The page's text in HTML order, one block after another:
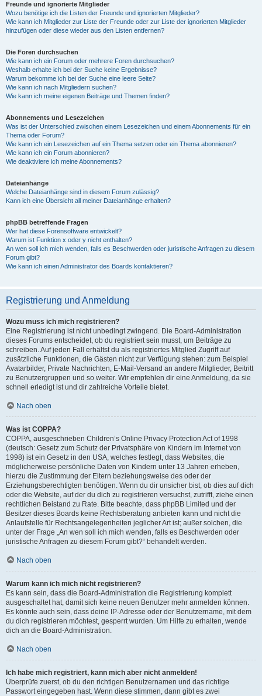
Freunde und ignorierte Mitglieder
Wozu benötige ich die Listen der Freunde und ignorierten Mitglieder?
Wie kann ich Mitglieder zur Liste der Freunde oder zur Liste der ignorierten Mitglieder
hinzufügen oder diese wieder aus den Listen entfernen?
Die Foren durchsuchen
Wie kann ich ein Forum oder mehrere Foren durchsuchen?
Weshalb erhalte ich bei der Suche keine Ergebnisse?
Warum bekomme ich bei der Suche eine leere Seite?
Wie kann ich nach Mitgliedern suchen?
Wie kann ich meine eigenen Beiträge und Themen finden?
Abonnements und Lesezeichen
Was ist der Unterschied zwischen einem Lesezeichen und einem Abonnements für ein
Thema oder Forum?
Wie kann ich ein Lesezeichen auf ein Thema setzen oder ein Thema abonnieren?
Wie kann ich ein Forum abonnieren?
Wie deaktiviere ich meine Abonnements?
Dateianhänge
Welche Dateianhänge sind in diesem Forum zulässig?
Kann ich eine Übersicht all meiner Dateianhänge erhalten?
phpBB betreffende Fragen
Wer hat diese Forensoftware entwickelt?
Warum ist Funktion x oder y nicht enthalten?
An wen soll ich mich wenden, falls es Beschwerden oder juristische Anfragen zu diesem
Forum gibt?
Wie kann ich einen Administrator des Boards kontaktieren?
Registrierung und Anmeldung
Wozu muss ich mich registrieren?
Eine Registrierung ist nicht unbedingt zwingend. Die Board-Administration
dieses Forums entscheidet, ob du registriert sein musst, um Beiträge zu
schreiben. Auf jeden Fall erhältst du als registriertes Mitglied Zugriff auf
zusätzliche Funktionen, die Gästen nicht zur Verfügung stehen: zum Beispiel
Avatarbilder, Private Nachrichten, E-Mail-Versand an andere Mitglieder, Beitritt
zu Benutzergruppen und so weiter. Wir empfehlen dir eine Anmeldung, da sie
schnell erledigt ist und dir zahlreiche Vorteile bietet.
Nach oben
Was ist COPPA?
COPPA, ausgeschrieben Children’s Online Privacy Protection Act of 1998
(deutsch: Gesetz zum Schutz der Privatsphäre von Kindern im Internet von
1998) ist ein Gesetz in den USA, welches festlegt, dass Websites, die
möglicherweise persönliche Daten von Kindern unter 13 Jahren erheben,
hierzu die Zustimmung der Eltern beziehungsweise des oder der
Erziehungsberechtigten benötigen. Wenn du dir unsicher bist, ob dies auf dich
oder die Website, auf der du dich zu registrieren versuchst, zutrifft, ziehe einen
rechtlichen Beistand zu Rate. Bitte beachte, dass phpBB Limited und der
Besitzer dieses Boards keine Rechtsberatung anbieten kann und nicht die
Anlaufstelle für Rechtsangelegenheiten jeglicher Art ist; außer solchen, die
unter der Frage „An wen soll ich mich wenden, falls es Beschwerden oder
juristische Anfragen zu diesem Forum gibt?“ behandelt werden.
Nach oben
Warum kann ich mich nicht registrieren?
Es kann sein, dass die Board-Administration die Registrierung komplett
ausgeschaltet hat, damit sich keine neuen Benutzer mehr anmelden können.
Es könnte auch sein, dass deine IP-Adresse oder der Benutzername, mit dem
du dich registrieren möchtest, gesperrt wurden. Um Hilfe zu erhalten, wende
dich an die Board-Administration.
Nach oben
Ich habe mich registriert, kann mich aber nicht anmelden!
Überprüfe zuerst, ob du den richtigen Benutzernamen und das richtige
Passwort eingegeben hast. Wenn diese stimmen, dann gibt es zwei